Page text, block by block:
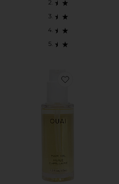
Favorite 헤어 오일